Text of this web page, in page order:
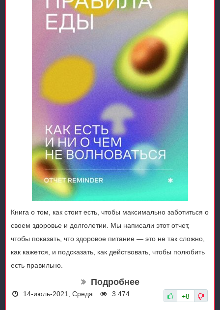
Книга о том, как стоит есть, чтобы максимально заботиться о
своем здоровье и долголетии. Мы написали этот отчет,
чтобы показать, что здоровое питание — это не так сложно,
как кажется, и подсказать, как действовать, чтобы полюбить
есть правильно.
Подробнее
14-июль-2021, Среда 3 474 +8